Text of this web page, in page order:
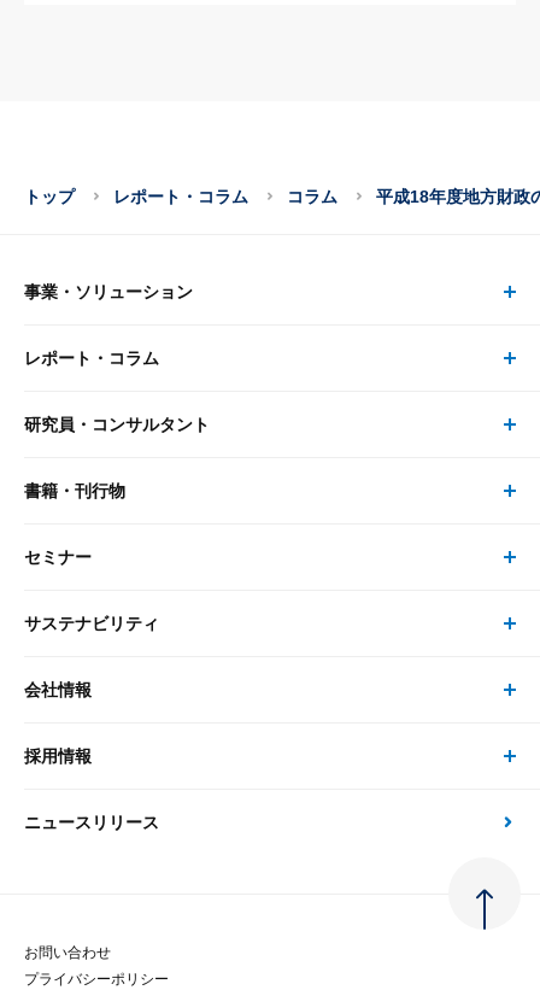
トップ レポート・コラム コラム 平成18年度地方財政
事業・ソリューション
事業・ソリューション トップ
リサーチ
大和総研の強み
先端テクノロジーに基づく新たな価値の創出
レポート・コラム
レポート・コラム トップ
最新のレポート・コラム
政策分析
金融経済教育等
研究員・コンサルタント
研究員・コンサルタント トップ
研究員
書籍・刊行物
書籍・刊行物 トップ
書籍
セミナー
セミナー トップ
現在受付中のセミナー・イベント
サステナビリティ
サステナビリティの取り組み
次世代社会への貢献
会社情報
会社情報 トップ
会社概要・役員一覧
採用情報
採用情報 トップ
経験者採用
ニュースリリース
お問い合わせ
プライバシーポリシー